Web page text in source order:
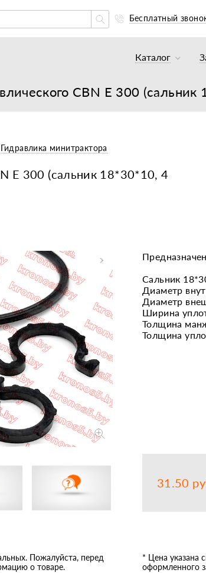
CBN E 300
Бесплатный
Каталог
Грузовики
Прицепы
Запчасти
Гидравлика минитрактора
E 300 (сальник 18*30*10, 4
Пожалуйста, перед
о товаре.
Сальник
Диаметр
Диаметр
Ширина
Толщина
Толщина
31.50
* Цена указана
оформленного